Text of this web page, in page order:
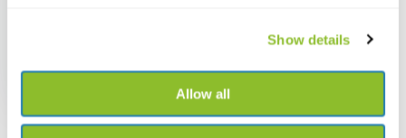
Show details
Allow all